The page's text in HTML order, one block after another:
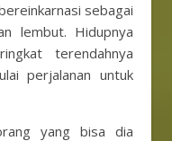
sebagai
lembut. Hidupnya
terendahnya
perjalanan untuk
yang bisa dia